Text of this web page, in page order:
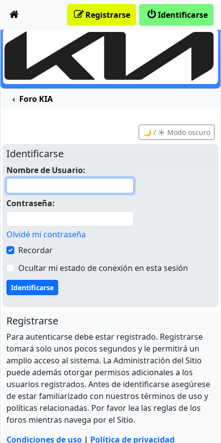
Identificarse
Registrarse
Foro KIA
🌙 / ☀️ Modo oscuro
Identificarse
Nombre de Usuario:
Contraseña:
Olvidé mi contraseña
Recordar
Ocultar mi estado de conexión en esta sesión
Registrarse
Para autenticarse debe estar registrado. Registrarse
tomará solo unos pocos segundos y le permitirá un
amplio acceso al sistema. La Administración del Sitio
puede además otorgar permisos adicionales a los
usuarios registrados. Antes de identificarse asegúrese
de estar familiarizado con nuestros términos de uso y
políticas relacionadas. Por favor lea las reglas de los
foros mientras navega por el Sitio.
Condiciones de uso | Política de privacidad